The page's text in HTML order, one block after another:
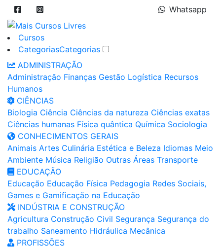
Whatsapp
Cursos
CategoriasCategorias
ADMINISTRAÇÃO
Administração Finanças Gestão Logística Recursos
Humanos
CIÊNCIAS
Biologia Ciência Ciências da natureza Ciências exatas
Ciências humanas Física quântica Química Sociologia
CONHECIMENTOS GERAIS
Animais Artes Culinária Estética e Beleza Idiomas Meio
Ambiente Música Religião Outras Áreas Transporte
EDUCAÇÃO
Educação Educação Física Pedagogia Redes Sociais,
Games e Gamificação na Educação
INDÚSTRIA E CONSTRUÇÃO
Agricultura Construção Civil Segurança Segurança do
trabalho Saneamento Hidráulica Mecânica
PROFISSÕES